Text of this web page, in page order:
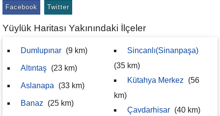
Facebook Twitter
Yüylük Haritası Yakınındaki İlçeler
Dumlupınar (9 km)
Altıntaş (23 km)
Aslanapa (33 km)
Banaz (25 km)
Sincanlı(Sinanpaşa)
(35 km)
Kütahya Merkez
(56
km)
Çavdarhisar (40 km)